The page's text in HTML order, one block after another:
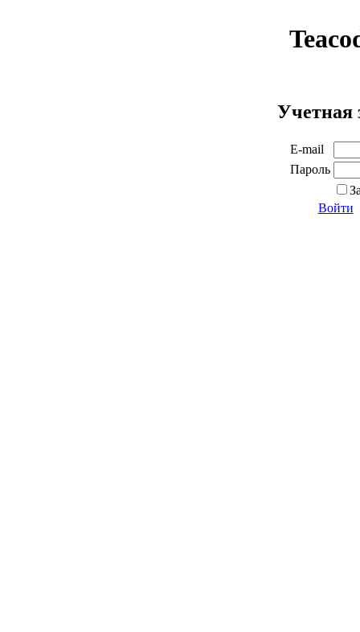
Учетная
E-mail
Пароль
Войти